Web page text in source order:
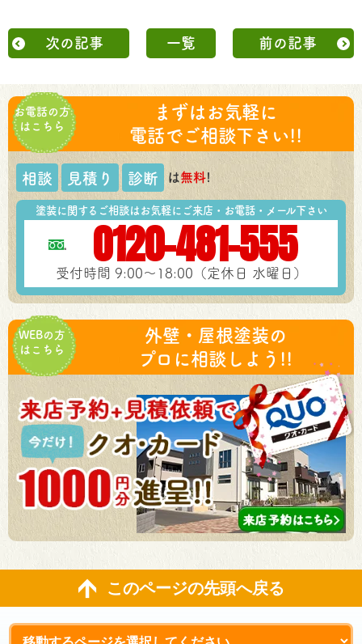
次の記事 一覧 前の記事
お電話の方
はこちら
まずはお気軽に
電話でご相談下さい!!
相談 見積り 診断 は無料!
塗装に関するご相談はお気軽にご来店・お電話・メール下さい
0120-481-555
受付時間 9:00～18:00（定休日 水曜日）
WEBの方
はこちら
外壁・屋根塗装の
プロに相談しよう!!
このページの先頭へ戻る